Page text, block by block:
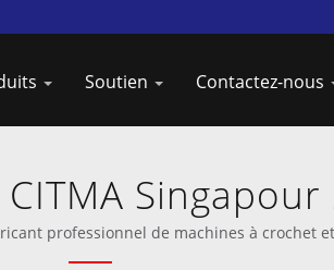
Soutien Contactez-nous
vitesse de
professionnel de machines à crochet